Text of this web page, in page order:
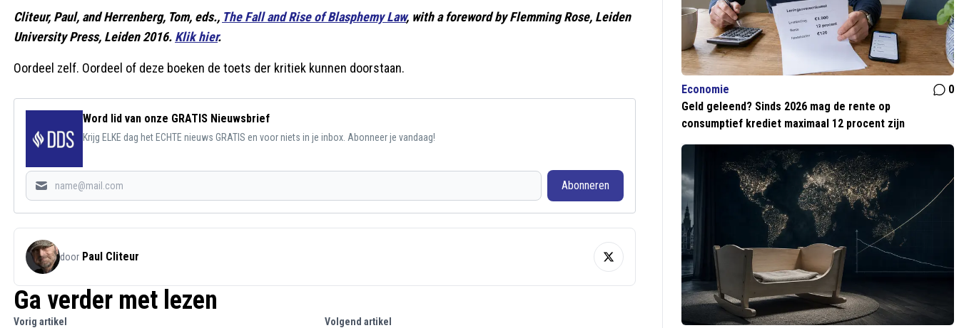
Cliteur, Paul, and Herrenberg, Tom, eds., The Fall and Rise of Blasphemy Law, with a foreword by Flemming Rose, Leiden
University Press, Leiden 2016. Klik hier.
Oordeel zelf. Oordeel of deze boeken de toets der kritiek kunnen doorstaan.
Word lid van onze GRATIS Nieuwsbrief
Krijg ELKE dag het ECHTE nieuws GRATIS en voor niets in je inbox. Abonneer je vandaag!
Abonneren
door Paul Cliteur
Ga verder met lezen
Vorig artikel Volgend artikel
Economie
0
Geld geleend? Sinds 2026 mag de rente op
consumptief krediet maximaal 12 procent zijn